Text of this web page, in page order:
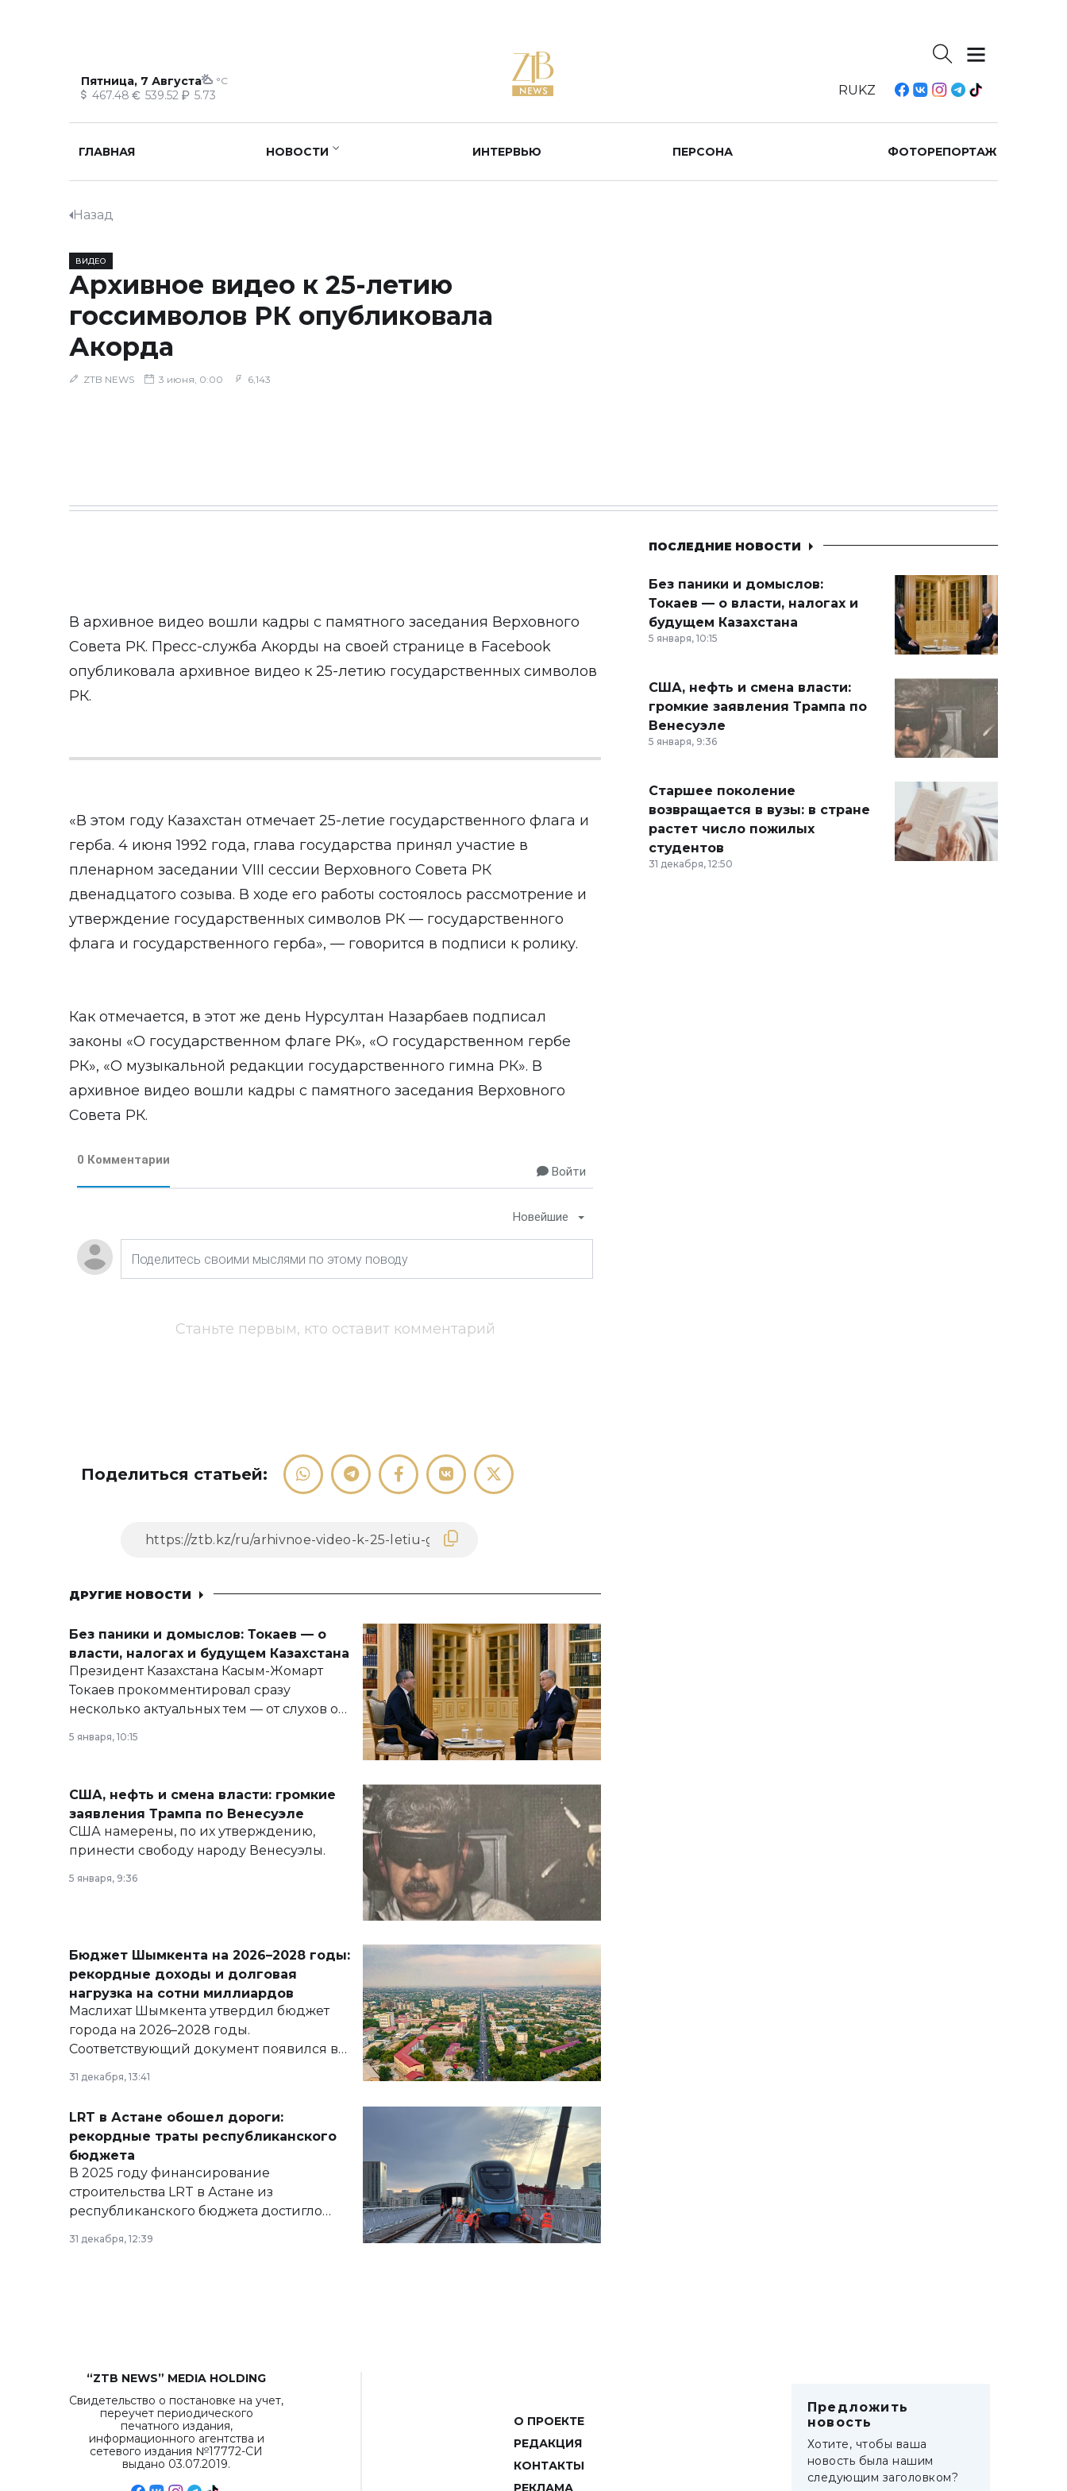
Пятница, 7 Августа °C
467.48 539.52 5.73 RUKZ
ГЛАВНАЯ НОВОСТИ ИНТЕРВЬЮ ПЕРСОНА ФОТОРЕПОРТАЖ
Назад
ВИДЕО
Архивное видео к 25-летию
госсимволов РК опубликовала
Акорда
ZTB NEWS 3 июня, 0:00 6,143
В архивное видео вошли кадры с памятного заседания Верховного
Совета РК. Пресс-служба Акорды на своей странице в Facebook
опубликовала архивное видео к 25-летию государственных символов
РК.
«В этом году Казахстан отмечает 25-летие государственного флага и
герба. 4 июня 1992 года, глава государства принял участие в
пленарном заседании VIII сессии Верховного Совета РК
двенадцатого созыва. В ходе его работы состоялось рассмотрение и
утверждение государственных символов РК — государственного
флага и государственного герба», — говорится в подписи к ролику.
Как отмечается, в этот же день Нурсултан Назарбаев подписал
законы «O государственном флаге РК», «O государственном гербе
РК», «O музыкальной редакции государственного гимна РК». В
архивное видео вошли кадры с памятного заседания Верховного
Совета РК.
0 Комментарии
Войти
Новейшие
Станьте первым, кто оставит комментарий
Поделиться статьей:
ДРУГИЕ НОВОСТИ
Без паники и домыслов: Токаев — о
власти, налогах и будущем Казахстана
Президент Казахстана Касым-Жомарт
Токаев прокомментировал сразу
несколько актуальных тем — от слухов о
армии, экономики и личного здоровья.
5 января, 10:15
США, нефть и смена власти: громкие
заявления Трампа по Венесуэле
США намерены, по их утверждению,
принести свободу народу Венесуэлы.
5 января, 9:36
Бюджет Шымкента на 2026–2028 годы:
рекордные доходы и долговая
нагрузка на сотни миллиардов
Маслихат Шымкента утвердил бюджет
города на 2026–2028 годы.
Соответствующий документ появился в
базе нормативных правовых актов и на
сайте маслихат города.
31 декабря, 13:41
LRT в Астане обошел дороги:
рекордные траты республиканского
бюджета
В 2025 году финансирование
строительства LRT в Астане из
республиканского бюджета достигло
рекордных объемов.
31 декабря, 12:39
ПОСЛЕДНИЕ НОВОСТИ
Без паники и домыслов:
Токаев — о власти, налогах и
будущем Казахстана
5 января, 10:15
США, нефть и смена власти:
громкие заявления Трампа по
Венесуэле
5 января, 9:36
Старшее поколение
возвращается в вузы: в стране
растет число пожилых
студентов
31 декабря, 12:50
“ZTB NEWS” MEDIA HOLDING
Свидетельство о постановке на учет,
переучет периодического
печатного издания,
информационного агентства и
сетевого издания №17772-СИ
выдано 03.07.2019.
О ПРОЕКТЕ
РЕДАКЦИЯ
КОНТАКТЫ
РЕКЛАМА
Предложить
новость
Хотите, чтобы ваша
новость была нашим
следующим заголовком?